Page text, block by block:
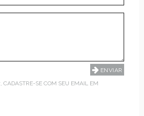
CADASTRE-SE COM SEU EMAIL EM